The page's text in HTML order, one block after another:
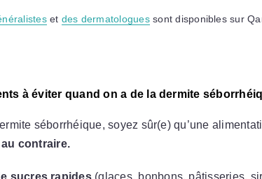
et des dermatologuessont disponibles sur
à éviter quand on a de la dermite
séborrhéique, soyez sûr(e) qu’une
au contraire.
sucres rapides(glaces, bonbons, pâtisseries,